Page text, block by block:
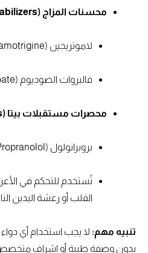
محسنات المزاج (Mood Stabilizers):
لاموتريجين (Lamotrigine)
فالبروات الصوديوم (Sodium Valproate)
محصرات مستقبلات بيتا (Beta Blockers):
بروبرانولول (Propranolol)
تُستخدم للتحكم في
القلب أو رعشة اليدين
تنبيه مهم:لا يجب استخدام أي دواء
بدون وصفة طبية أو إشراف متخصص،